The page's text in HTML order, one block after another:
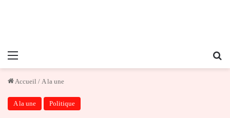
Menu
Accueil / A la une
A la une Politique